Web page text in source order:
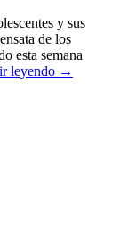
y sus
de los
esta semana
leyendo →